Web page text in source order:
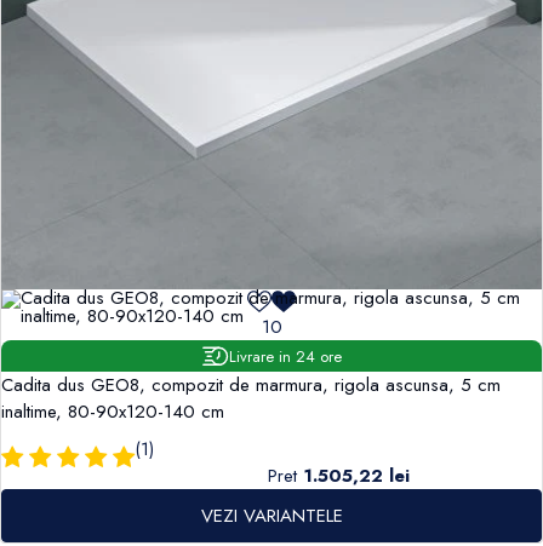
10
Livrare in 24 ore
Cadita dus GEO8, compozit de marmura, rigola ascunsa, 5 cm
inaltime, 80-90x120-140 cm
(1)
Pret 1.505,22 lei
VEZI VARIANTELE